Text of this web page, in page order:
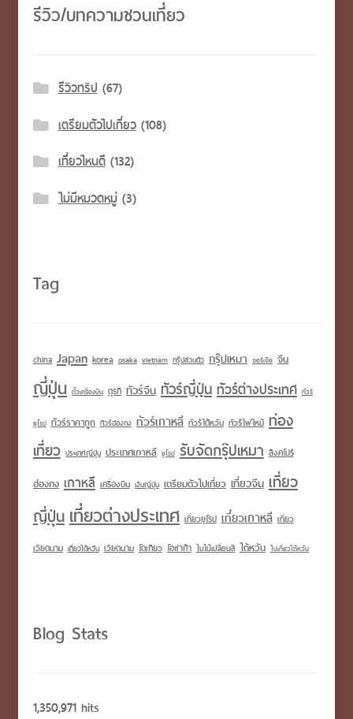
รีวิว/บทความชวนเที่ยว
รีวิวทริป(67)
เตรียมตัวไปเที่ยว(108)
เที่ยวไหนดี(132)
ไม่มีหมวดหมู่(3)
Tag
china Japan korea osaka vietnam กรุ๊ปส่วนตัว กรุ๊ปเหมา จอร์เจีย จีน
ญี่ปุ่น ตั๋วเครื่องบิน ตุรกี ทัวร์จีน ทัวร์ญี่ปุ่น ทัวร์ต่างประเทศ ทัวร์
ยุโรป ทัวร์ราคาถูก ทัวร์ฮ่องกง ทัวร์เกาหลี ทัวร์ไต้หวัน ทัวร์ไฟไหม้ ท่อง
เที่ยว ประเทศญี่ปุ่น ประเทศเกาหลี ยุโรป รับจัดกรุ๊ปเหมา สิงคโปร์
ฮ่องกง เกาหลี เครื่องบิน เงินญี่ปุ่น เตรียมตัวไปเที่ยว เที่ยวจีน เที่ยว
ญี่ปุ่นเที่ยวต่างประเทศ เที่ยวยุโรป เที่ยวเกาหลี เที่ยว
เวียดนาม เที่ยวไต้หวัน เวียดนาม โตเกียว โอซาก้า ใบไม้เปลี่ยนสี ไต้หวัน ไปเที่ยวไต้หวัน
Blog Stats
1,350,971 hits